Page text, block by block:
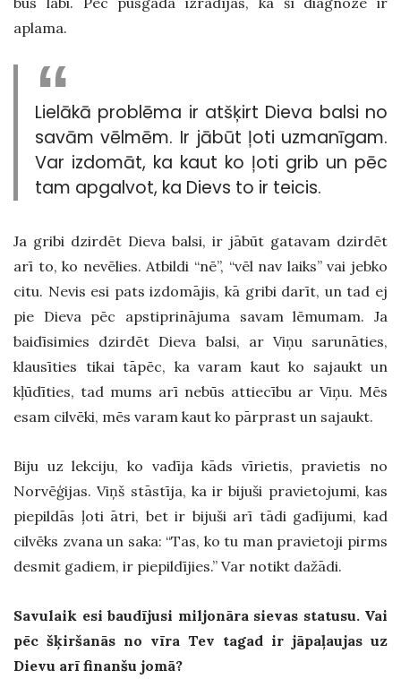
aplama.
Lielākā problēma ir atšķirt Dieva balsi no
savām vēlmēm. Ir jābūt ļoti uzmanīgam.
Var izdomāt, ka kaut ko ļoti grib un pēc
tam apgalvot, ka Dievs to ir teicis.
Ja gribi dzirdēt Dieva balsi, ir jābūt gatavam dzirdēt
arī to, ko nevēlies. Atbildi “nē”, “vēl nav laiks” vai jebko
citu. Nevis esi pats izdomājis, kā gribi darīt, un tad ej
pie Dieva pēc apstiprinājuma savam lēmumam. Ja
baidīsimies dzirdēt Dieva balsi, ar Viņu sarunāties,
klausīties tikai tāpēc, ka varam kaut ko sajaukt un
kļūdīties, tad mums arī nebūs attiecību ar Viņu. Mēs
esam cilvēki, mēs varam kaut ko pārprast un sajaukt.
Biju uz lekciju, ko vadīja kāds vīrietis, pravietis no
Norvēģijas. Viņš stāstīja, ka ir bijuši pravietojumi, kas
piepildās ļoti ātri, bet ir bijuši arī tādi gadījumi, kad
cilvēks zvana un saka: “Tas, ko tu man pravietoji pirms
desmit gadiem, ir piepildījies.” Var notikt dažādi.
Savulaik esi baudījusi miljonāra sievas statusu. Vai
pēc šķiršanās no vīra Tev tagad ir jāpaļaujas uz
Dievu arī finanšu jomā?